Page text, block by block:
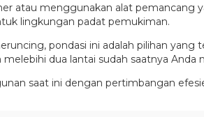
atau menggunakan alat pemancang
lingkungan padat pemukiman.
pondasi ini adalah pilihan
dua lantai sudah saatnya Anda
saat ini dengan pertimbangan